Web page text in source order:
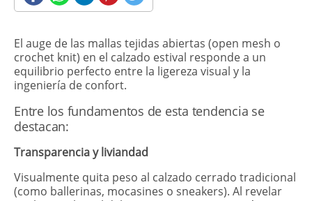
​El auge de las mallas tejidas abiertas (open mesh o
crochet knit) en el calzado estival responde a un
equilibrio perfecto entre la ligereza visual y la
ingeniería de confort.
Entre los fundamentos de esta tendencia se
destacan:
Transparencia y liviandad
Visualmente quita peso al calzado cerrado tradicional
(como ballerinas, mocasines o sneakers). Al revelar